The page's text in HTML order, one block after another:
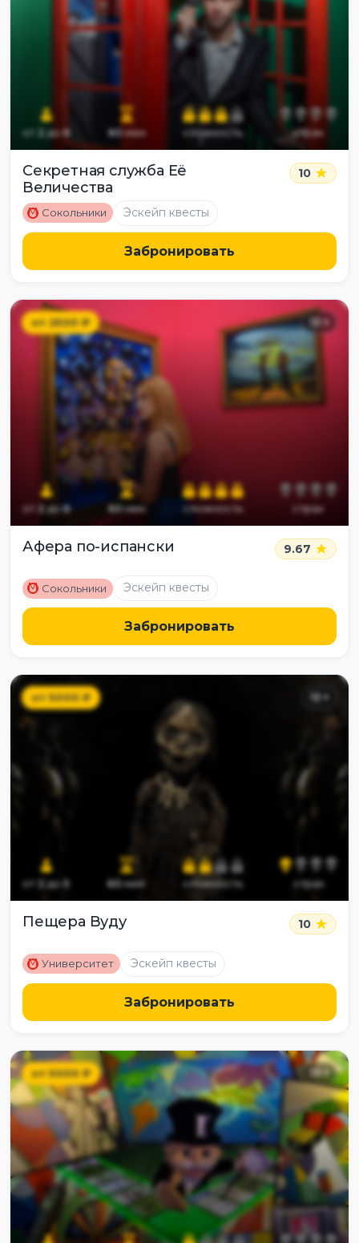
от 2до6 60мин сложность страх
Секретная служба Её
Величества
10
M Сокольники Эскейп квесты
Забронировать
от 2500₽ 12 +
от 2до6 60мин сложность страх
Афера по-испански 9.67
M Сокольники Эскейп квесты
Забронировать
от5000₽ 12 +
от 2до5 60мин сложность страх
Пещера Вуду 10
M Университет Эскейп квесты
Забронировать
от5000₽